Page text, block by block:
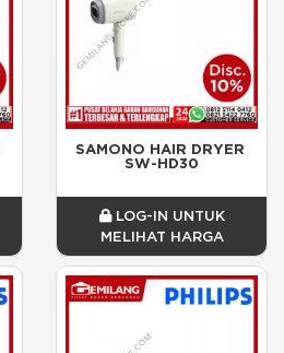
SAMONO HAIR DRYER
SW-HD30
LOG-IN UNTUK
MELIHAT HARGA